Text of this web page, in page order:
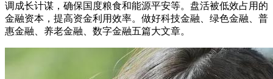
调成长计谋，确保国度粮食和能源平安等。盘活被低效占用的
金融资本，提高资金利用效率。做好科技金融、绿色金融、普
惠金融、养老金融、数字金融五篇大文章。